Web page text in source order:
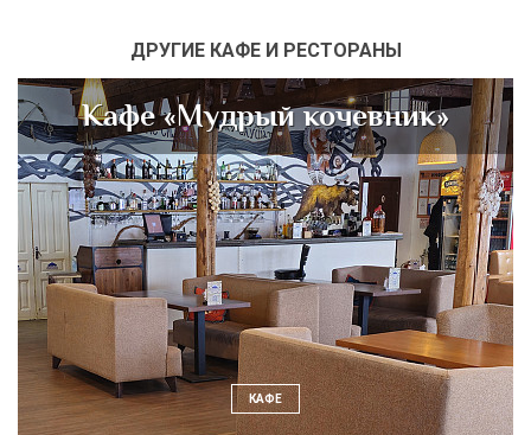
ДРУГИЕ КАФЕ И РЕСТОРАНЫ
Кафе «Мудрый кочевник»
КАФЕ